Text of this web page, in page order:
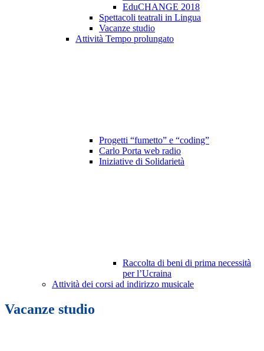
EduCHANGE 2018
Spettacoli teatrali in Lingua
Vacanze studio
Attività Tempo prolungato
Progetti “fumetto” e “coding”
Carlo Porta web radio
Iniziative di Solidarietà
Raccolta di beni di prima necessità
per l’Ucraina
Attività dei corsi ad indirizzo musicale
Vacanze studio